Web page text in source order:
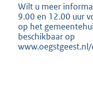
Wilt u meer
9.00 en 12.00 uur
op het
beschikbaar op